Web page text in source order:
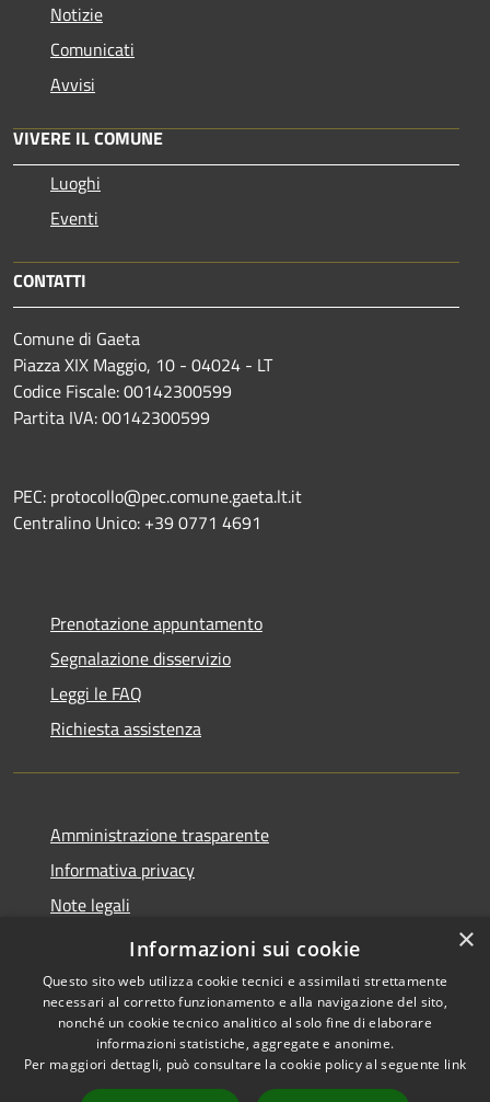
Notizie
Comunicati
Avvisi
VIVERE IL COMUNE
Luoghi
Eventi
CONTATTI
Comune di Gaeta
Piazza XIX Maggio, 10 - 04024 - LT
Codice Fiscale: 00142300599
Partita IVA: 00142300599
PEC: protocollo@pec.comune.gaeta.lt.it
Centralino Unico: +39 0771 4691
Prenotazione appuntamento
Segnalazione disservizio
Leggi le FAQ
Richiesta assistenza
Amministrazione trasparente
Informativa privacy
Note legali
Dichiarazione di accessibilità
Accessibilità
Copyright © 2026 • Gaeta •
Powered byMunicipium
×
Informazioni sui cookie
Questo sito web utilizza cookie tecnici e assimilati strettamente
necessari al corretto funzionamento e alla navigazione del sito,
nonché un cookie tecnico analitico al solo fine di elaborare
informazioni statistiche, aggregate e anonime.
Per maggiori dettagli, può consultare la cookie policy al seguente link